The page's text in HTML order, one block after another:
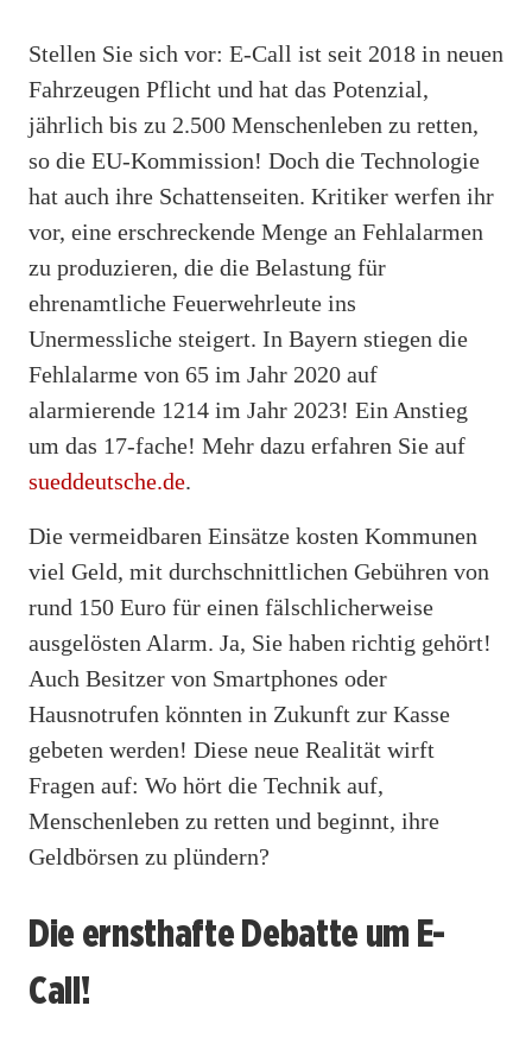
Stellen Sie sich vor: E-Call ist seit 2018 in neuen
Fahrzeugen Pflicht und hat das Potenzial,
jährlich bis zu 2.500 Menschenleben zu retten,
so die EU-Kommission! Doch die Technologie
hat auch ihre Schattenseiten. Kritiker werfen ihr
vor, eine erschreckende Menge an Fehlalarmen
zu produzieren, die die Belastung für
ehrenamtliche Feuerwehrleute ins
Unermessliche steigert. In Bayern stiegen die
Fehlalarme von 65 im Jahr 2020 auf
alarmierende 1214 im Jahr 2023! Ein Anstieg
um das 17-fache! Mehr dazu erfahren Sie auf
sueddeutsche.de.
Die vermeidbaren Einsätze kosten Kommunen
viel Geld, mit durchschnittlichen Gebühren von
rund 150 Euro für einen fälschlicherweise
ausgelösten Alarm. Ja, Sie haben richtig gehört!
Auch Besitzer von Smartphones oder
Hausnotrufen könnten in Zukunft zur Kasse
gebeten werden! Diese neue Realität wirft
Fragen auf: Wo hört die Technik auf,
Menschenleben zu retten und beginnt, ihre
Geldbörsen zu plündern?
Die ernsthafte Debatte um E-
Call!